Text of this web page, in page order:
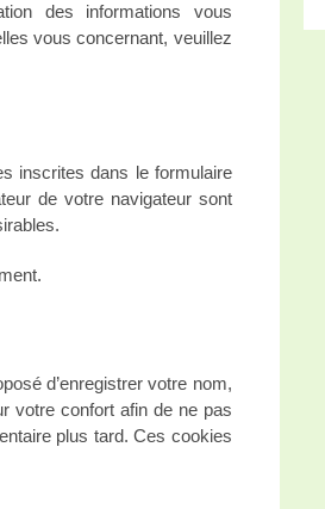
des informations vous
vous concernant, veuillez
inscrites dans le formulaire
de votre navigateur sont
d’enregistrer votre nom,
votre confort afin de ne pas
plus tard. Ces cookies